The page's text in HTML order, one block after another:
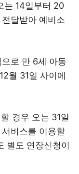
는 14일부터 20
달받아 예비소
로 만 6세 아동
월 31일 사이에
경우 오는 31일
비스를 이용할
별도 연장신청이